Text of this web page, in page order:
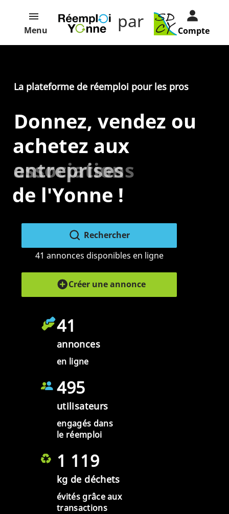
Menu par Compte
La plateforme de réemploi pour les pros
Donnez, vendez ou
achetez aux
entreprises
associations
de l'Yonne !
Rechercher
41 annonces disponibles en ligne
Créer une annonce
41
annonces
en ligne
495
utilisateurs
engagés dans
le réemploi
1 119
kg de déchets
évités grâce aux
transactions